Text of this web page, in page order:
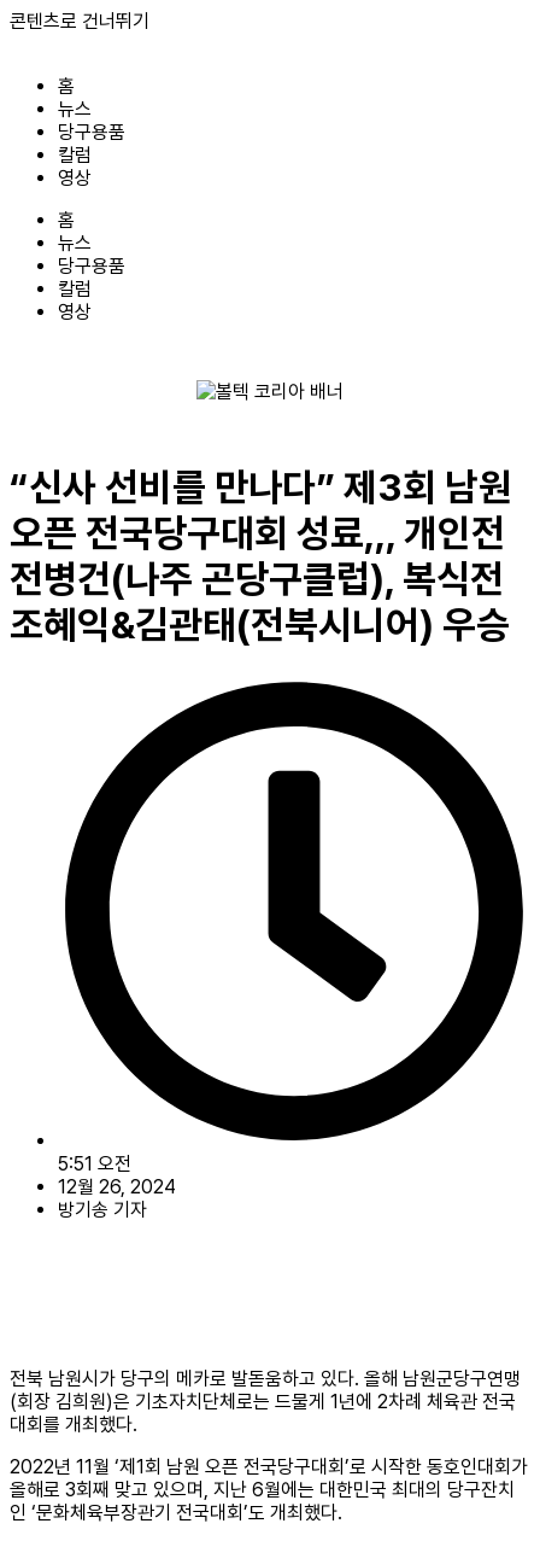
콘텐츠로 건너뛰기
홈
뉴스
당구용품
칼럼
영상
홈
뉴스
당구용품
칼럼
영상
“신사 선비를 만나다” 제3회 남원
오픈 전국당구대회 성료,,, 개인전
전병건(나주 곤당구클럽), 복식전
조혜익&김관태(전북시니어) 우승
5:51 오전
12월 26, 2024
방기송 기자
전북 남원시가 당구의 메카로 발돋움하고 있다. 올해 남원군당구연맹
(회장 김희원)은 기초자치단체로는 드물게 1년에 2차례 체육관 전국
대회를 개최했다.
2022년 11월 ‘제1회 남원 오픈 전국당구대회’로 시작한 동호인대회가
올해로 3회째 맞고 있으며, 지난 6월에는 대한민국 최대의 당구잔치
인 ‘문화체육부장관기 전국대회’도 개최했다.